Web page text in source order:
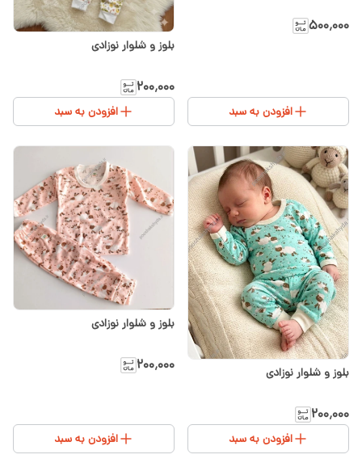
۵۰۰٬۰۰۰
افزودن به سبد
بلوز و شلوار نوزادی
۲۰۰٬۰۰۰
افزودن به سبد
بلوز و شلوار نوزادی
۲۰۰٬۰۰۰
افزودن به سبد
بلوز و شلوار نوزادی
۲۰۰٬۰۰۰
افزودن به سبد